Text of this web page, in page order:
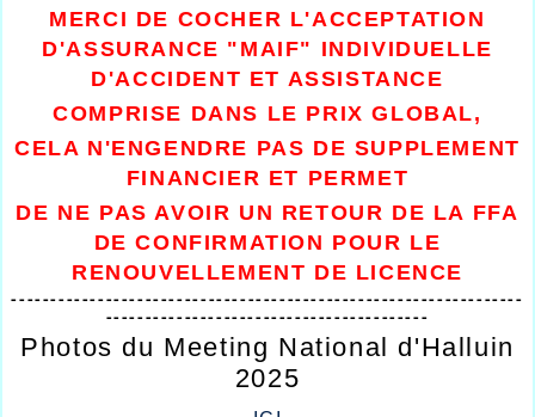
MERCI DE COCHER L'ACCEPTATION
D'ASSURANCE "MAIF" INDIVIDUELLE
D'ACCIDENT ET ASSISTANCE
COMPRISE DANS LE PRIX GLOBAL,
CELA N'ENGENDRE PAS DE SUPPLEMENT
FINANCIER ET PERMET
DE NE PAS AVOIR UN RETOUR DE LA FFA
DE CONFIRMATION POUR LE
RENOUVELLEMENT DE LICENCE
-----------------------------------------------------------------
-----------------------------------------
Photos du Meeting National d'Halluin
2025